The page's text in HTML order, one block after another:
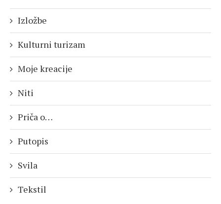
Izložbe
Kulturni turizam
Moje kreacije
Niti
Priča o…
Putopis
Svila
Tekstil